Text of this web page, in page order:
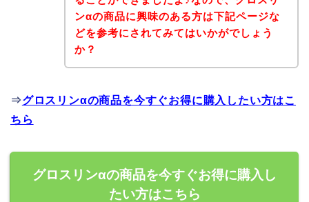
ンαの商品に興味のある方は下記ページな
どを参考にされてみてはいかがでしょう
か？
⇒グロスリンαの商品を今すぐお得に購入したい方はこ
ちら
グロスリンαの商品を今すぐお得に購入し
たい方はこちら